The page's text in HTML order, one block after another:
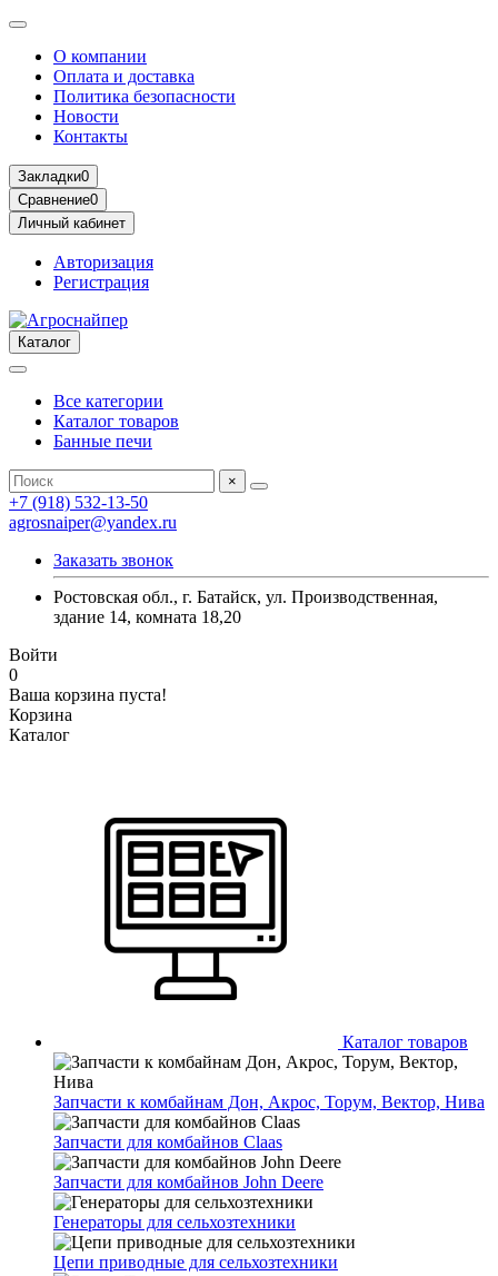
О компании
Оплата и доставка
Политика безопасности
Новости
Контакты
Закладки0
Сравнение0
Личный кабинет
Авторизация
Регистрация
Каталог
Все категории
Каталог товаров
Банные печи
×
+7 (918) 532-13-50
agrosnaiper@yandex.ru
Заказать звонок
Ростовская обл., г. Батайск, ул. Производственная,
здание 14, комната 18,20
Войти
0
Ваша корзина пуста!
Корзина
Каталог
Каталог товаров
Запчасти к комбайнам Дон, Акрос, Торум, Вектор, Нива
Запчасти для комбайнов Claas
Запчасти для комбайнов John Deere
Генераторы для сельхозтехники
Цепи приводные для сельхозтехники